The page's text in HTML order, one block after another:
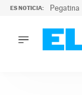
ES NOTICIA: Pegatina